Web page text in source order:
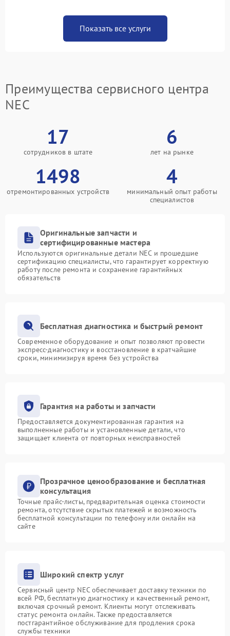
Показать все услуги
Преимущества сервисного центра
NEC
17
сотрудников в штате
6
лет на рынке
1498
отремонтированных устройств
4
минимальный опыт работы
специалистов
Оригинальные запчасти и
сертифицированные мастера
Используются оригинальные детали NEC и прошедшие
сертификацию специалисты, что гарантирует корректную
работу после ремонта и сохранение гарантийных
обязательств
Бесплатная диагностика и быстрый ремонт
Современное оборудование и опыт позволяют провести
экспресс-диагностику и восстановление в кратчайшие
сроки, минимизируя время без устройства
Гарантия на работы и запчасти
Предоставляется документированная гарантия на
выполненные работы и установленные детали, что
защищает клиента от повторных неисправностей
Прозрачное ценообразование и бесплатная
консультация
Точные прайс-листы, предварительная оценка стоимости
ремонта, отсутствие скрытых платежей и возможность
бесплатной консультации по телефону или онлайн на
сайте
Широкий спектр услуг
Сервисный центр NEC обеспечивает доставку техники по
всей РФ, бесплатную диагностику и качественный ремонт,
включая срочный ремонт. Клиенты могут отслеживать
статус ремонта онлайн. Также предоставляется
постгарантийное обслуживание для продления срока
службы техники